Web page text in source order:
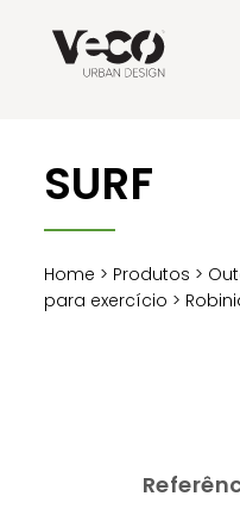
SURF
Home > Produtos >
para exercício >